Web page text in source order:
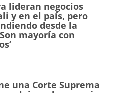
lideran negocios
y en el país, pero
desde la
mayoría con
una Corte Suprema